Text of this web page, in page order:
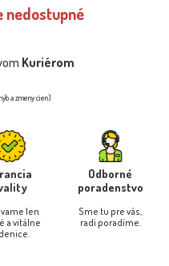
nedostupné
Kuriérom
a zmeny cien)
len
a vitálne
Odborné
poradenstvo
Sme tu pre vás,
radi poradíme.